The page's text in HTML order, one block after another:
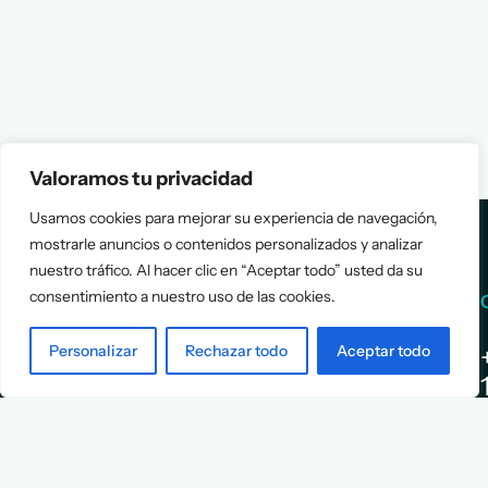
Valoramos tu privacidad
Usamos cookies para mejorar su experiencia de navegación,
mostrarle anuncios o contenidos personalizados y analizar
nuestro tráfico. Al hacer clic en “Aceptar todo” usted da su
consentimiento a nuestro uso de las cookies.
Personalizar Rechazar todo Aceptar todo
Services
Assessment
About Us